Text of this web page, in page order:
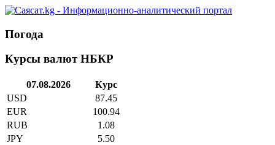
Погода
Курсы валют НБКР
07.08.2026
Курс
USD
87.45
EUR
100.94
RUB
1.08
JPY
5.50